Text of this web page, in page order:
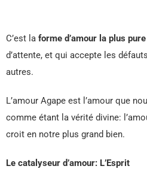
C’est la forme d’amour la plus pure
d’attente, et qui accepte les
autres.
L’amour Agape est l’amour que
comme étant la vérité divine:
croit en notre plus grand bien.
Le catalyseur d’amour: L’Esprit